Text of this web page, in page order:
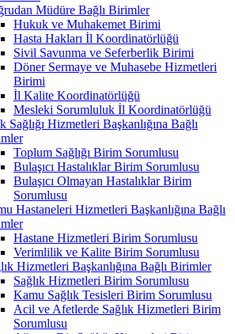
Müdüre Bağlı Birimler
Hukuk ve Muhakemet Birimi
Hasta Hakları İl Koordinatörlüğü
Sivil Savunma ve Seferberlik Birimi
Döner Sermaye ve Muhasebe Hizmetleri
Birimi
İl Kalite Koordinatörlüğü
Mesleki Sorumluluk İl Koordinatörlüğü
Sağlığı Hizmetleri Başkanlığına Bağlı
Toplum Sağlığı Birim Sorumlusu
Bulaşıcı Hastalıklar Birim Sorumlusu
Bulaşıcı Olmayan Hastalıklar Birim
Sorumlusu
Hastaneleri Hizmetleri Başkanlığına Bağlı
Hastane Hizmetleri Birim Sorumlusu
Verimlilik ve Kalite Birim Sorumlusu
Hizmetleri Başkanlığına Bağlı Birimler
Sağlık Hizmetleri Birim Sorumlusu
Kamu Sağlık Tesisleri Birim Sorumlusu
Acil ve Afetlerde Sağlık Hizmetleri Birim
Sorumlusu